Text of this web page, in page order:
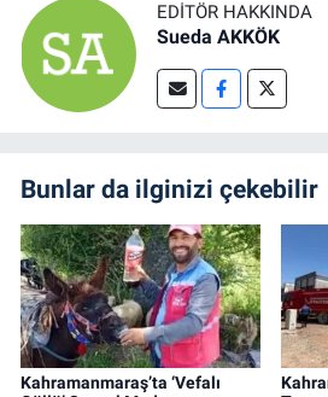
EDITÖR HAKKINDA
Sueda AKKÖK
Bunlar da ilginizi çekebilir
Kahramanmaraş’ta ‘Vefalı